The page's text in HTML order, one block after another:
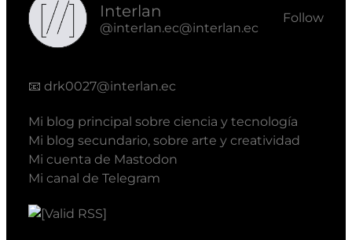
Interlan
@interlan.ec@interlan.ec
Follow
📧 drk0027@interlan.ec
Mi blog principal sobre ciencia y tecnología
Mi blog secundario, sobre arte y creatividad
Mi cuenta de Mastodon
Mi canal de Telegram